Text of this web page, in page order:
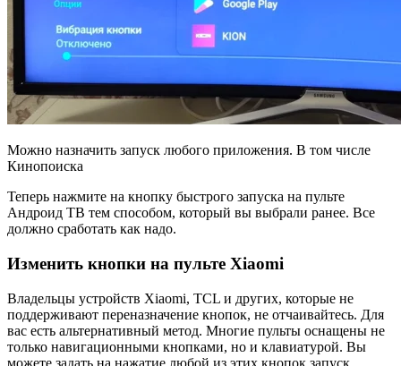
Можно назначить запуск любого приложения. В том числе
Кинопоиска
Теперь нажмите на кнопку быстрого запуска на пульте
Андроид ТВ тем способом, который вы выбрали ранее. Все
должно сработать как надо.
Изменить кнопки на пульте Xiaomi
Владельцы устройств Xiaomi, TCL и других, которые не
поддерживают переназначение кнопок, не отчаивайтесь. Для
вас есть альтернативный метод. Многие пульты оснащены не
только навигационными кнопками, но и клавиатурой. Вы
можете задать на нажатие любой из этих кнопок запуск